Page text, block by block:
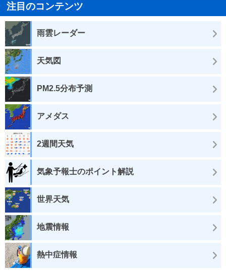
注目のコンテンツ
雨雲レーダー
天気図
PM2.5分布予測
アメダス
2週間天気
気象予報士のポイント解説
世界天気
地震情報
熱中症情報